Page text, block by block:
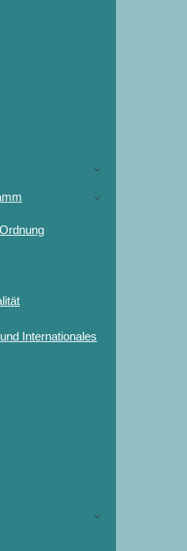
Internationales